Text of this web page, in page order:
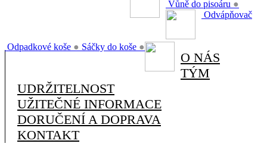
Vůně do pisoáru ●
Odpadkové koše ● Sáčky do koše ●
Odvápňovač
O NÁS
TÝM
UDRŽITELNOST
UŽITEČNÉ INFORMACE
DORUČENÍ A DOPRAVA
KONTAKT